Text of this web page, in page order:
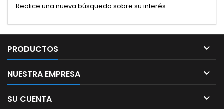
Realice una nueva búsqueda sobre su interés
PRODUCTOS 
NUESTRA EMPRESA 
SU CUENTA 